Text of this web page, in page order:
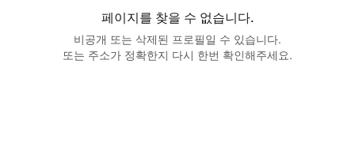
페이지를 찾을 수 없습니다.
비공개 또는 삭제된 프로필일 수 있습니다.
또는 주소가 정확한지 다시 한번 확인해주세요.